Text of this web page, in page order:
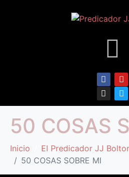
50 COSAS
Inicio
El Predicador JJ
50 COSAS SOBRE MI